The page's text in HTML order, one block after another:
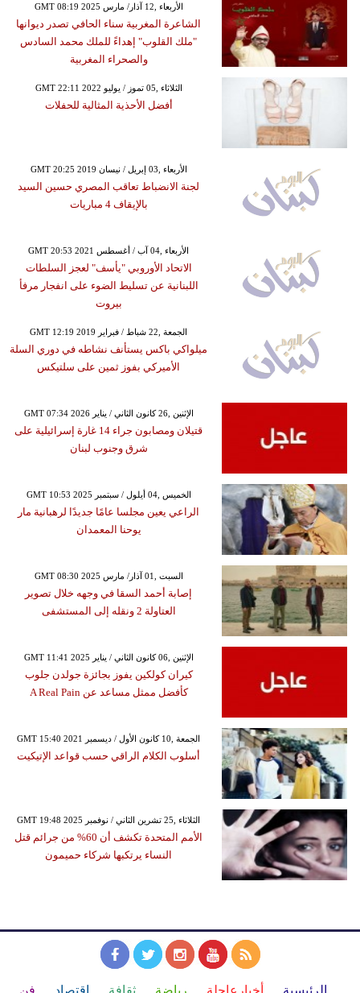
GMT 08:19 2025 الأربعاء ,12 آذار/ مارس
الشاعرة المغربية سناء الحافي تصدر ديوانها
"ملك القلوب" إهداءً للملك محمد السادس
والصحراء المغربية
GMT 22:11 2022 الثلاثاء ,05 تموز / يوليو
أفضل الأحذية المثالية للحفلات
GMT 20:25 2019 الأربعاء ,03 إبريل / نيسان
لجنة الانضباط تعاقب المصري حسين السيد
بالإيقاف 4 مباريات
GMT 20:53 2021 الأربعاء ,04 آب / أغسطس
الاتحاد الأوروبي "يأسف" لعجز السلطات
اللبنانية عن تسليط الضوء على انفجار مرفأ
بيروت
GMT 12:19 2019 الجمعة ,22 شباط / فبراير
ميلواكي باكس يستأنف نشاطه في دوري السلة
الأميركي بفوز ثمين على سلتيكس
GMT 07:34 2026 الإثنين ,26 كانون الثاني / يناير
قتيلان ومصابون جراء 14 غارة إسرائيلية على
شرق وجنوب لبنان
GMT 10:53 2025 الخميس ,04 أيلول / سبتمبر
الراعي يعين مجلسا عامًا جديدًا لرهبانية مار
يوحنا المعمدان
GMT 08:30 2025 السبت ,01 آذار/ مارس
إصابة أحمد السقا في وجهه خلال تصوير
العتاولة 2 ونقله إلى المستشفى
GMT 11:41 2025 الإثنين ,06 كانون الثاني / يناير
كيران كولكين يفوز بجائزة جولدن جلوب
كأفضل ممثل مساعد عن A Real Pain
GMT 15:40 2021 الجمعة ,10 كانون الأول / ديسمبر
أسلوب الكلام الراقي حسب قواعد الإتيكيت
GMT 19:48 2025 الثلاثاء ,25 تشرين الثاني / نوفمبر
الأمم المتحدة تكشف أن 60% من جرائم قتل
النساء يرتكبها شركاء حميمون
الرئيسية أخبارعاجلة رياضة ثقافة إقتصاد فن